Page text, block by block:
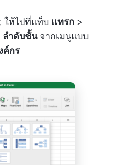
ให้ไปที่แท็บ แทรก >
ลำดับชั้นจากเมนูแบบ
ค์กร